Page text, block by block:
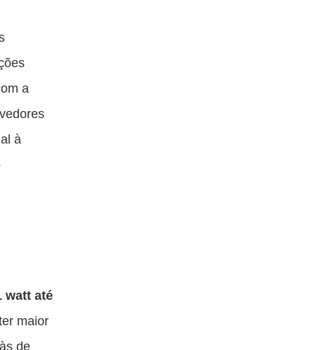
a
à
watt até
maior
de